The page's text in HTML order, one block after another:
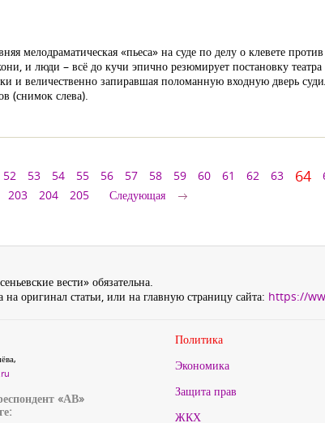
мелодраматическая «пьеса» на суде по делу о клевете
и люди – всё до кучи эпично резюмирует постановку театра
и величественно запиравшая поломанную входную дверь
(снимок слева).
52 53 54 55 56 57 58 59 60 61 62 63 64
203 204 205 Следующая
вести» обязательна.
оригинал статьи, или на главную страницу сайта: https://
«АВ»
Политика
Экономика
Защита прав
ЖКХ